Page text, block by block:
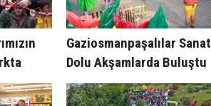
Gaziosmanpaşalılar Sanat
Dolu Akşamlarda Buluştu